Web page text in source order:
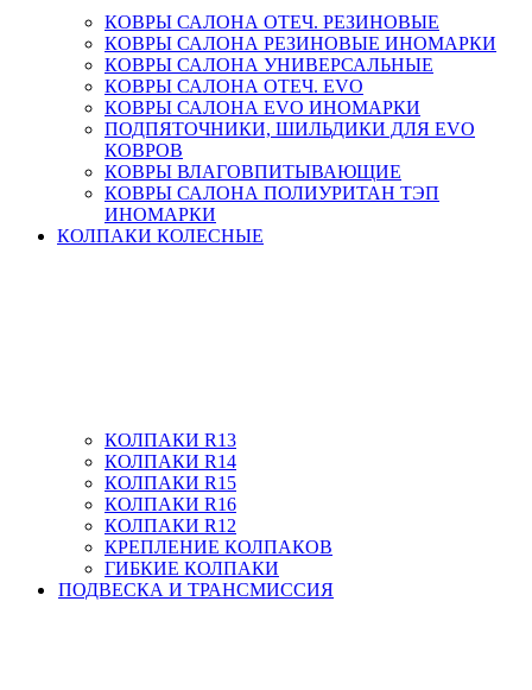
КОВРЫ САЛОНА ОТЕЧ. РЕЗИНОВЫЕ
КОВРЫ САЛОНА РЕЗИНОВЫЕ ИНОМАРКИ
КОВРЫ САЛОНА УНИВЕРСАЛЬНЫЕ
КОВРЫ САЛОНА ОТЕЧ. EVO
КОВРЫ САЛОНА EVO ИНОМАРКИ
ПОДПЯТОЧНИКИ, ШИЛЬДИКИ ДЛЯ EVO
КОВРОВ
КОВРЫ ВЛАГОВПИТЫВАЮЩИЕ
КОВРЫ САЛОНА ПОЛИУРИТАН ТЭП
ИНОМАРКИ
КОЛПАКИ КОЛЕСНЫЕ
КОЛПАКИ R13
КОЛПАКИ R14
КОЛПАКИ R15
КОЛПАКИ R16
КОЛПАКИ R12
КРЕПЛЕНИЕ КОЛПАКОВ
ГИБКИЕ КОЛПАКИ
ПОДВЕСКА И ТРАНСМИССИЯ